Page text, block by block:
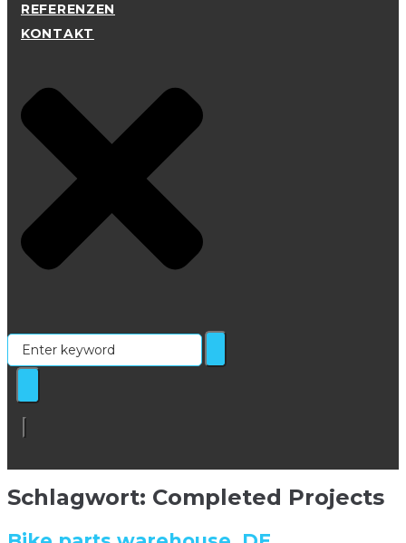
REFERENZEN
KONTAKT
Enter
keyword
Schlagwort: Completed Projects